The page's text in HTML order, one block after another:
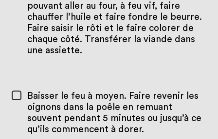
pouvant aller au four, à feu vif, faire
chauffer l’huile et faire fondre le beurre.
Faire saisir le rôti et le faire colorer de
chaque côté. Transférer la viande dans
une assiette.
Baisser le feu à moyen. Faire revenir les
oignons dans la poêle en remuant
souvent pendant 5 minutes ou jusqu’à ce
qu’ils commencent à dorer.